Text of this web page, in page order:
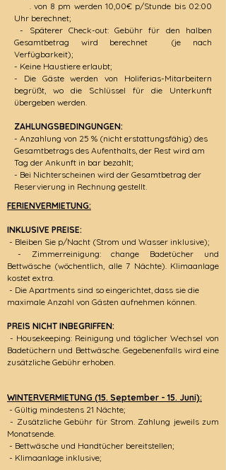
. von 8 pm werden 10,00€ p/Stunde bis 02:00
Uhr berechnet;
- Späterer Check-out: Gebühr für den halben
Gesamtbetrag wird berechnet (je nach
Verfügbarkeit);
- Keine Haustiere erlaubt;
- Die Gäste werden von Holiferias-Mitarbeitern
begrüßt, wo die Schlüssel für die Unterkunft
übergeben werden.
ZAHLUNGSBEDINGUNGEN:
- Anzahlung von 25 % (nicht erstattungsfähig) des
Gesamtbetrags des Aufenthalts, der Rest wird am
Tag der Ankunft in bar bezahlt;
- Bei Nichterscheinen wird der Gesamtbetrag der
Reservierung in Rechnung gestellt.
FERIENVERMIETUNG:
INKLUSIVE PREISE:
- Bleiben Sie p/Nacht (Strom und Wasser inklusive);
- Zimmerreinigung: change Badetücher und
Bettwäsche (wöchentlich, alle 7 Nächte). Klimaanlage
kostet extra.
- Die Apartments sind so eingerichtet, dass sie die
maximale Anzahl von Gästen aufnehmen können.
PREIS NICHT INBEGRIFFEN:
- Housekeeping: Reinigung und täglicher Wechsel von
Badetüchern und Bettwäsche. Gegebenenfalls wird eine
zusätzliche Gebühr erhoben.
WINTERVERMIETUNG (15. September - 15. Juni):
- Gültig mindestens 21 Nächte;
- Zusätzliche Gebühr für Strom. Zahlung jeweils zum
Monatsende.
- Bettwäsche und Handtücher bereitstellen;
- Klimaanlage inklusive;